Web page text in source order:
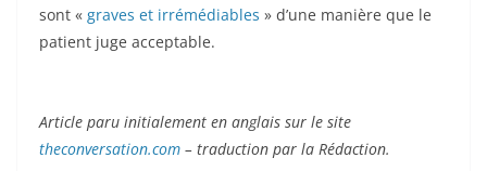
sont « graves et irrémédiables » d’une manière que le
patient juge acceptable.
Article paru initialement en anglais sur le site
theconversation.com – traduction par la Rédaction.